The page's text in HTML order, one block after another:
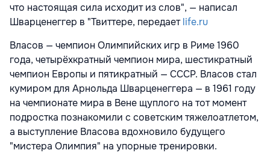
что настоящая сила исходит из слов", — написал
Шварценеггер в "Твиттере, передаетlife.ru
Власов — чемпион Олимпийских игр в Риме 1960
года, четырёхкратный чемпион мира, шестикратный
чемпион Европы и пятикратный — СССР. Власов стал
кумиром для Арнольда Шварценеггера — в 1961 году
на чемпионате мира в Вене щуплого на тот момент
подростка познакомили с советским тяжелоатлетом,
а выступление Власова вдохновило будущего
"мистера Олимпия" на упорные тренировки.